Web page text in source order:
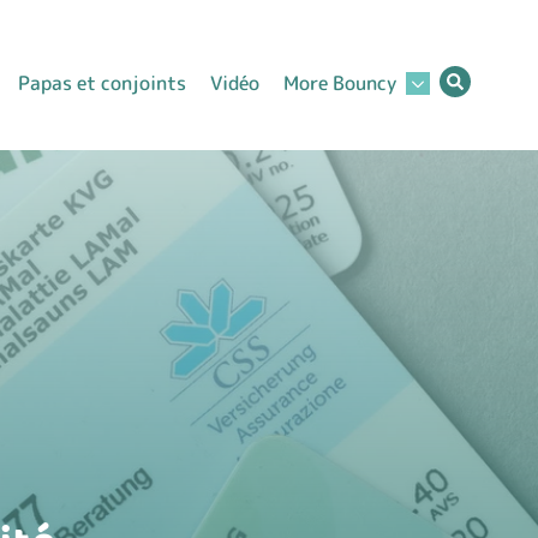
Papas et conjoints Vidéo More Bouncy